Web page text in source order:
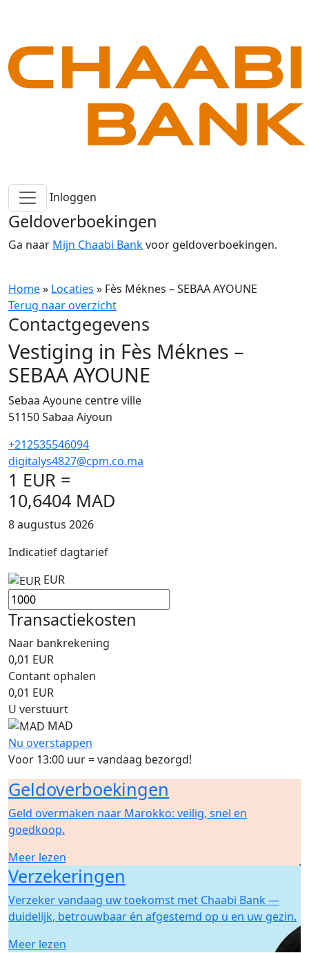
Inloggen
Geldoverboekingen
Ga naar Mijn Chaabi Bankvoor geldoverboekingen.
Home» Locaties » Fès Méknes – SEBAA AYOUNE
Terug naar overzicht
Contactgegevens
Vestiging in Fès Méknes –
SEBAA AYOUNE
Sebaa Ayoune centre ville
51150Sabaa Aiyoun
+212535546094
digitalys4827@cpm.co.ma
1 EUR =
10,6404 MAD
8 augustus 2026
Indicatief dagtarief
EUR
Transactiekosten
Naar bankrekening
0,01 EUR
Contant ophalen
0,01 EUR
U verstuurt
MAD
Nu overstappen
Voor 13:00 uur = vandaag bezorgd!
Geldoverboekingen
Geld overmaken naar Marokko: veilig, snel en
goedkoop.
Meer lezen
Verzekeringen
Verzeker vandaag uw toekomst met Chaabi Bank —
duidelijk, betrouwbaar én afgestemd op u en uw gezin.
Meer lezen